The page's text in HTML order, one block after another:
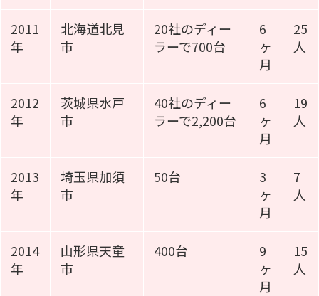
2011
年
北海道北見
市
20社のディー
ラーで700台
6
ヶ
月
25
人
2012
年
茨城県水戸
市
40社のディー
ラーで2,200台
6
ヶ
月
19
人
2013
年
埼玉県加須
市
50台
3
ヶ
月
7
人
2014
年
山形県天童
市
400台
9
ヶ
月
15
人